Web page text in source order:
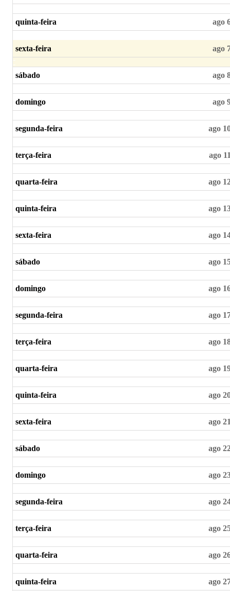
quinta-feira ago
sexta-feira ago
sábado ago
domingo ago
segunda-feira ago
terça-feira ago
quarta-feira ago
quinta-feira ago
sexta-feira ago
sábado ago
domingo ago
segunda-feira ago
terça-feira ago
quarta-feira ago
quinta-feira ago
sexta-feira ago
sábado ago
domingo ago
segunda-feira ago
terça-feira ago
quarta-feira ago
quinta-feira ago